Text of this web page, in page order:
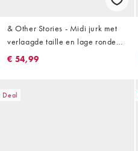
& Other Stories - Midi jurk met
verlaagde taille en lage ronde
hals in chocoladebruin
€ 54,99
Deal